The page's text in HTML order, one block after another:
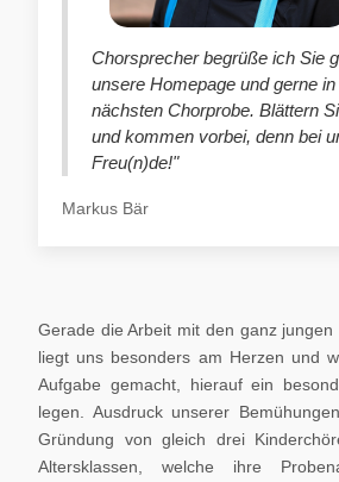
Chorsprecher begrüße ich Sie
unsere Homepage und gerne
nächsten Chorprobe. Blättern
und kommen vorbei, denn bei
Freu(n)de!"
Markus Bär
Gerade die Arbeit mit den ganz jungen
liegt uns besonders am Herzen und
Aufgabe gemacht, hierauf ein
legen. Ausdruck unserer
Gründung von gleich drei
Altersklassen, welche ihre